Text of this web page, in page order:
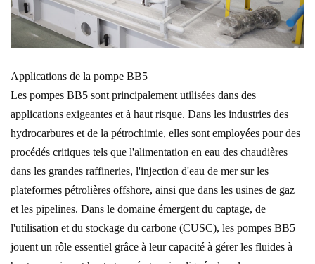
Applications de la pompe BB5
Les pompes BB5 sont principalement utilisées dans des
applications exigeantes et à haut risque. Dans les industries des
hydrocarbures et de la pétrochimie, elles sont employées pour des
procédés critiques tels que l'alimentation en eau des chaudières
dans les grandes raffineries, l'injection d'eau de mer sur les
plateformes pétrolières offshore, ainsi que dans les usines de gaz
et les pipelines. Dans le domaine émergent du captage, de
l'utilisation et du stockage du carbone (CUSC), les pompes BB5
jouent un rôle essentiel grâce à leur capacité à gérer les fluides à